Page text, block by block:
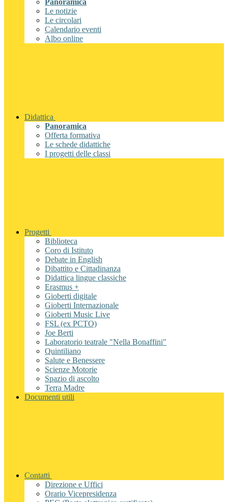
Panoramica
Le notizie
Le circolari
Calendario eventi
Albo online
Didattica
Panoramica
Offerta formativa
Le schede didattiche
I progetti delle classi
Progetti
Biblioteca
Coro di Istituto
Debate in English
Dibattito e Cittadinanza
Didattica lingue classiche
Erasmus +
Gioberti digitale
Gioberti Internazionale
Gioberti Music Live
FSL (ex PCTO)
Joe Berti
Laboratorio teatrale "Nella Bonaffini"
Quintiliano
Salute e Benessere
Scienze Motorie
Spazio di ascolto
Terra Madre
Documenti utili
Contatti
Direzione e Uffici
Orario Vicepresidenza